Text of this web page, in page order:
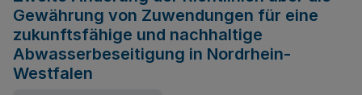
Gewährung von Zuwendungen für eine
zukunftsfähige und nachhaltige
Abwasserbeseitigung in Nordrhein-
Westfalen